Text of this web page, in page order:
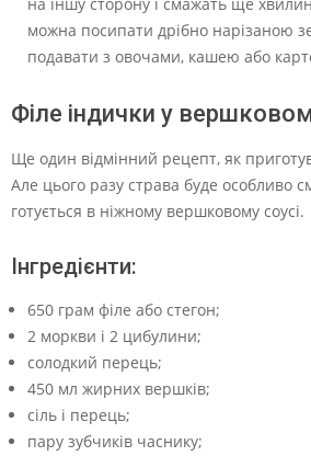
можна посипати дрібно нарізаною
подавати з овочами, кашею або
Філе індички у
Ще один відмінний рецепт, як
Але цього разу страва буде особливо
готується в ніжному вершковому соусі.
Інгредієнти:
650 грам філе або стегон;
2 моркви і 2 цибулини;
солодкий перець;
450 мл жирних вершків;
сіль і перець;
пару зубчиків часнику;